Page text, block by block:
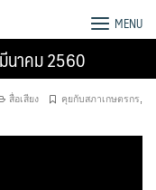
MENU
นาคม 2560
สื่อเสียง คุยกับสภาเกษตรกร